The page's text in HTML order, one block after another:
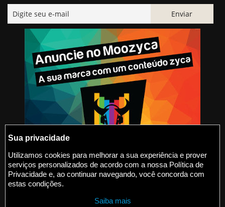
@2015-2026 Moozyca
Sua privacidade
Utilizamos cookies para melhorar a sua experiência e prover
serviços personalizados de acordo com a nossa Política de
Privacidade e, ao continuar navegando, você concorda com
estas condições.
Saiba mais